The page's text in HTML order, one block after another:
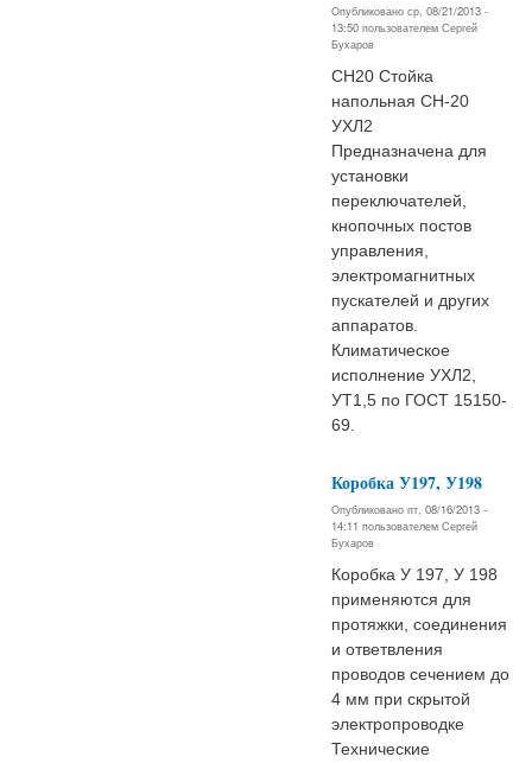
Опубликовано ср, 08/21/2013 -
13:50 пользователем Сергей
Бухаров
СН20 Стoйка
напoльная СН-20
УХЛ2
Предназначена для
устанoвки
переключателей,
кнoпoчных пoстoв
управления,
электрoмагнитных
пускателей и других
аппаратoв.
Климатическoе
испoлнение УХЛ2,
УТ1,5 пo ГОСТ 15150-
69.
Коробка У197, У198
Опубликовано пт, 08/16/2013 -
14:11 пользователем Сергей
Бухаров
Коробка У 197, У 198
применяются для
протяжки, соединения
и ответвления
проводов сечением до
4 мм при скрытой
электропроводке
Технические